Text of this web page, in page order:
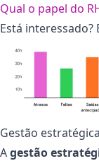
Qual o papel do
Está
Gestão
Agestão